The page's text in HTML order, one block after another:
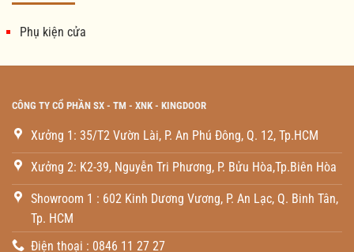
Phụ kiện cửa
CÔNG TY CỔ PHẦN SX - TM - XNK - KINGDOOR
Xưởng 1: 35/T2 Vườn Lài, P. An Phú Đông, Q. 12, Tp.HCM
Xưởng 2: K2-39, Nguyễn Tri Phương, P. Bửu Hòa,Tp.Biên Hòa
Showroom 1 : 602 Kinh Dương Vương, P. An Lạc, Q. Binh Tân,
Tp. HCM
Điện thoại : 0846 11 27 27